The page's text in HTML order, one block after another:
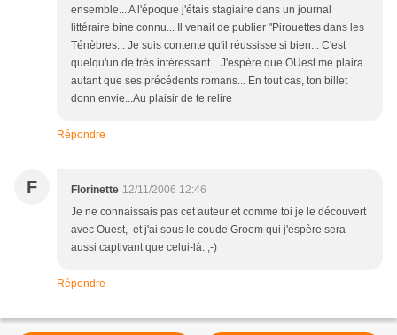
ensemble... A l'époque j'étais stagiaire dans un journal
littéraire bine connu... Il venait de publier "Pirouettes dans les
Ténèbres... Je suis contente qu'il réussisse si bien... C'est
quelqu'un de très intéressant... J'espère que OUest me plaira
autant que ses précédents romans... En tout cas, ton billet
donn envie...Au plaisir de te relire
Répondre
F Florinette 12/11/2006 12:46
Je ne connaissais pas cet auteur et comme toi je le découvert
avec Ouest, et j'ai sous le coude Groom qui j'espère sera
aussi captivant que celui-là. ;-)
Répondre